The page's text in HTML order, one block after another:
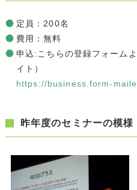
定員：200名
費用：無料
申込:こちらの登録フォーム
イト）
https://business.form-
昨年度のセミナーの模様